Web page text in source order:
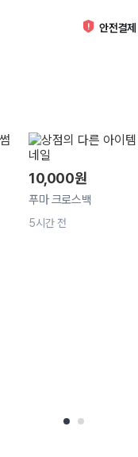
안전결제
10,000원
푸마 크로스백
5시간 전